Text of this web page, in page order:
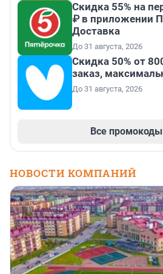
Скидка 55% на
₽ в приложении
Доставка
До 31 августа, 2026
Скидка 50% от
заказ,
До 31 августа, 2026
Все промокоды
НОВОСТИ КОМПАНИЙ